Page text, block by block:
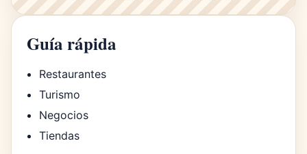
Guía rápida
Restaurantes
Turismo
Negocios
Tiendas